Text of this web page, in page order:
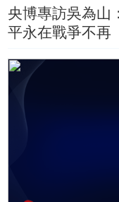
央博專訪吳為山
平永在戰爭不再